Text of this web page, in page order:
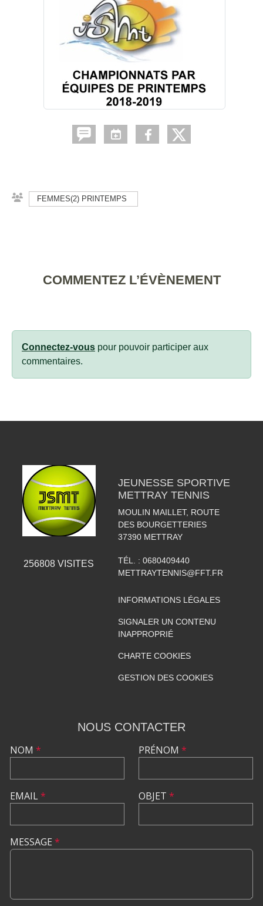
FEMMES(2) PRINTEMPS
COMMENTEZ L’ÉVÈNEMENT
Connectez-vous pour pouvoir participer aux
commentaires.
256808 VISITES
JEUNESSE SPORTIVE
METTRAY TENNIS
MOULIN MAILLET, ROUTE
DES BOURGETTERIES
37390 METTRAY
TÉL. : 0680409440
METTRAYTENNIS@FFT.FR
INFORMATIONS LÉGALES
SIGNALER UN CONTENU
INAPPROPRIÉ
CHARTE COOKIES
GESTION DES COOKIES
NOUS CONTACTER
NOM *
EMAIL*
PRÉNOM *
OBJET *
MESSAGE *